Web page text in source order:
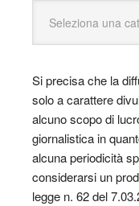
Si precisa che la
solo a carattere
alcuno scopo di
giornalistica in
alcuna periodicità
considerarsi un
legge n. 62 del